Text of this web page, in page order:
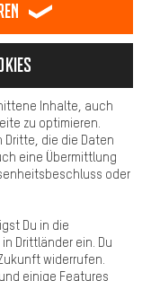
français
FR
Affiliateprogramm
ändern
Plattformen her. So
und Informationen zur
zusätzliche
die richtigen Produkte zu
Funktion an, damit
werden können.
unsere Webseite
Inhalte, auch
zu optimieren.
Dritte, die die Daten
eine Übermittlung
oder
Du in die
Drittländer ein. Du
widerrufen.
einige Features